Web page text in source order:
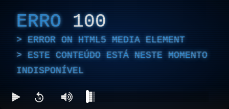
ERRO 100
ERROR ON HTML5 MEDIA ELEMENT
ESTE CONTEÚDO ESTÁ NESTE MOMENTO
INDISPONÍVEL